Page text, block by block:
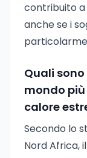
contribuito
anche se i
Quali
mondo
calore
Secondo lo
Nord Africa,